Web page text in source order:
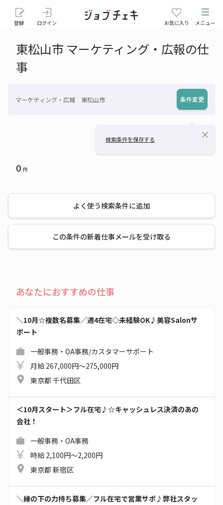
登録 ログイン お気に入り メニュー
東松山市 マーケティング・広報の仕
事
マーケティング・広報 東松山市 条件変更
検索条件を保存する close
0件
よく使う検索条件に追加
この条件の新着仕事メールを受け取る
あなたにおすすめの仕事
＼10月☆複数名募集／週4在宅◇未経験OK♪美容Salonサ
ポート
一般事務・OA事務/カスタマーサポート
月給 267,000円～275,000円
東京都 千代田区
＜10月スタート＞フル在宅♪☆キャッシュレス決済のあの
会社！
一般事務・OA事務
時給 2,100円～2,200円
東京都 新宿区
＼縁の下の力持ち募集／フル在宅で営業サポ♪弊社スタッ